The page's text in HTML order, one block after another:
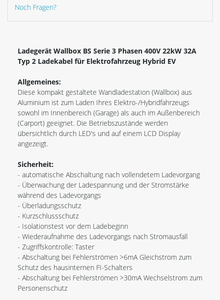
Noch Fragen?
Ladegerät Wallbox BS Serie 3 Phasen 400V 22kW 32A
Typ 2 Ladekabel für Elektrofahrzeug Hybrid EV
Allgemeines:
Diese kompakt gestaltete Wandladestation (Wallbox) aus
Aluminium ist zum Laden Ihres Elektro-/Hybridfahrzeugs
sowohl im Innenbereich (Garage) als auch im Außenbereich
(Carport) geeignet. Die Betriebszustände werden
übersichtlich durch LED's und auf einem LCD Display
angezeigt.
Sicherheit:
- automatische Abschaltung nach vollendetem Ladevorgang
- Überwachung der Ladespannung und der Stromstärke
während des Ladevorgangs
- Überladungsschutz
- Kurzschlussschutz
- Isolationstest vor dem Ladebeginn
- Wiederaufnahme des Ladevorgangs nach Stromausfall
- Zugriffskontrolle: Taster
- Abschaltung bei Fehlerströmen >6mA Gleichstrom zum
Schutz des hausinternen FI-Schalters
- Abschaltung bei Fehlerströmen >30mA Wechselstrom zum
Personenschutz